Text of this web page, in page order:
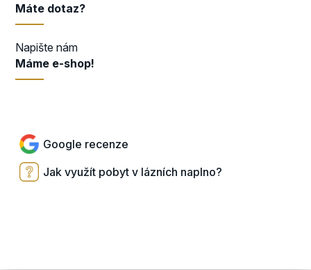
Máte dotaz?
Napište nám
Máme e-shop!
Google recenze
Jak využít pobyt v lázních naplno?